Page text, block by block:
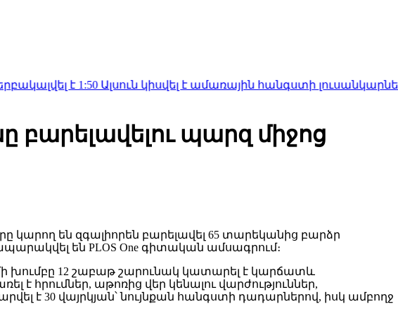
է1:50Ալսուն կիսվել է ամառային հանգստի լուսանկարներով
բարելավելու պարզ միջոց
կարող են զգալիորեն բարելավել 65 տարեկանից բարձր
են PLOS One գիտական ամսագրում։
խումբը 12 շաբաթ շարունակ կատարել է կարճատև
է հրումներ, աթոռից վեր կենալու վարժություններ,
է 30 վայրկյան՝ նույնքան հանգստի դադարներով, իսկ ամբողջ